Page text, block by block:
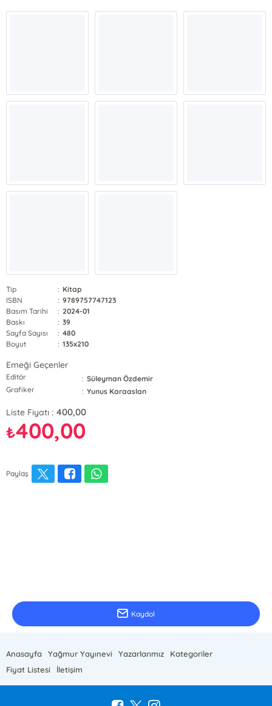
Tip : Kitap
ISBN
: 9789757747123
Basım Tarihi
: 2024-01
Baskı
: 39
Sayfa Sayısı
: 480
Boyut
: 135x210
Emeği Geçenler
Editör : Süleyman Özdemir
Grafiker
: Yunus Karaaslan
Liste Fiyatı : 400,00
₺400,00
Paylaş
Kaydol
Anasayfa Yağmur Yayınevi Yazarlarımız
Kategoriler
Fiyat Listesi
İletişim